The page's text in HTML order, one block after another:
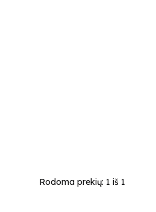
Rodoma prekių: 1 iš 1